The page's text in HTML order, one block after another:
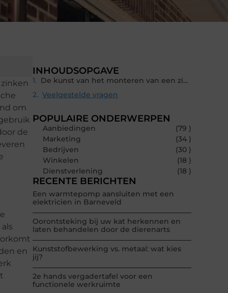
om
de
en
INHOUDSOPGAVE
De kunst van het monteren van een zinken regenpijp
Veelgestelde vragen
POPULAIRE ONDERWERPEN
Aanbiedingen
(79 )
Marketing
(34 )
Bedrijven
(30 )
Winkelen
(18 )
Dienstverlening
(18 )
RECENTE BERICHTEN
Een warmtepomp aansluiten met een
elektricien in Barneveld
Oorontsteking bij uw kat herkennen en
laten behandelen door de dierenarts
Kunststofbewerking vs. metaal: wat kies
jij?
2e hands vergadertafel voor een
functionele werkruimte